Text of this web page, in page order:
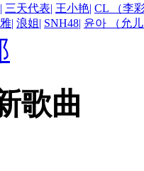
| 三天代表| 王小艳| CL （李彩
| 浪姐| SNH48| 윤아 （允儿
歌曲